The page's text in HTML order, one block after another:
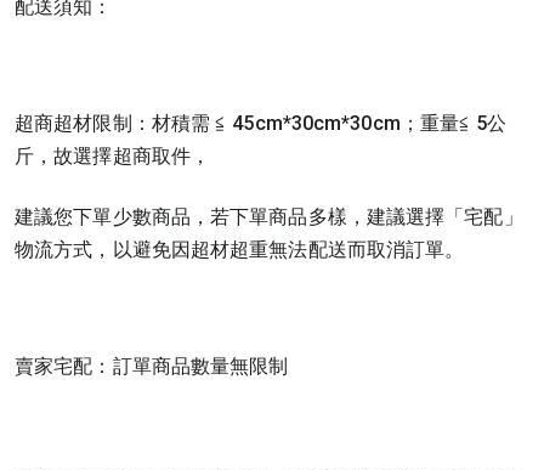
配送須知：
超商超材限制：材積需 ≦ 45cm*30cm*30cm；重量≦ 5公
斤，故選擇超商取件，
建議您下單少數商品，若下單商品多樣，建議選擇「宅配」
物流方式，以避免因超材超重無法配送而取消訂單。
賣家宅配：訂單商品數量無限制